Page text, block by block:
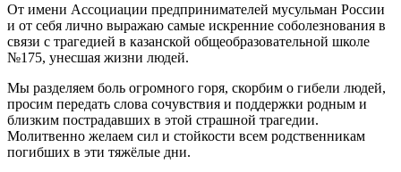
От имени Ассоциации предпринимателей мусульман России
и от себя лично выражаю самые искренние соболезнования в
связи с трагедией в казанской общеобразовательной школе
№175, унесшая жизни людей.
Мы разделяем боль огромного горя, скорбим о гибели людей,
просим передать слова сочувствия и поддержки родным и
близким пострадавших в этой страшной трагедии.
Молитвенно желаем сил и стойкости всем родственникам
погибших в эти тяжёлые дни.